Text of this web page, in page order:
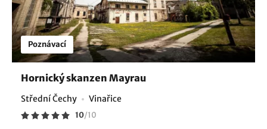
Poznávací
Hornický skanzen Mayrau
Střední Čechy Vinařice
10/10